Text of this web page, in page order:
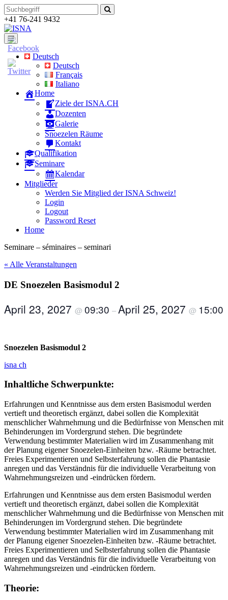
Zum
Inhalt
Suchen
nach:
+41 76-241 9432
Deutsch
Deutsch
Français
Italiano
Home
Ziele der ISNA.CH
Dozenten
Galerie
Snoezelen Räume
Kontakt
Qualifikation
Seminare
Kalendar
Mitglieder
Werden Sie Mitglied der ISNA Schweiz!
Login
Logout
Password Reset
Home
Seminare – séminaires – seminari
« Alle Veranstaltungen
DE Snoezelen Basismodul 2
April 23, 2027 @ 09:30 –April 25, 2027 @ 15:00
Snoezelen Basismodul 2
isna ch
Inhaltliche Schwerpunkte:
Erfahrungen und Kenntnisse aus dem ersten Basismodul werden
vertieft und theoretisch ergänzt, dabei sollen die Komplexität
menschlicher Wahrnehmung und die Bedürfnisse von Menschen mit
Behinderungen im Vordergrund stehen. Die begründete
Verwendung bestimmter Materialien wird im Zusammenhang mit
der Planung eigener Snoezelen-Einheiten bzw. -Räume betrachtet.
Freies Experimentieren und Selbsterfahrung sollen die Phantasie
anregen und das Verständnis für die individuelle Verarbeitung von
Wahrnehmungsreizen und -eindrücken fördern.
Erfahrungen und Kenntnisse aus dem ersten Basismodul werden
vertieft und theoretisch ergänzt, dabei sollen die Komplexität
menschlicher Wahrnehmung und die Bedürfnisse von Menschen mit
Behinderungen im Vordergrund stehen. Die begründete
Verwendung bestimmter Materialien wird im Zusammenhang mit
der Planung eigener Snoezelen-Einheiten bzw. -Räume betrachtet.
Freies Experimentieren und Selbsterfahrung sollen die Phantasie
anregen und das Verständnis für die individuelle Verarbeitung von
Wahrnehmungsreizen und -eindrücken fördern.
Theorie: